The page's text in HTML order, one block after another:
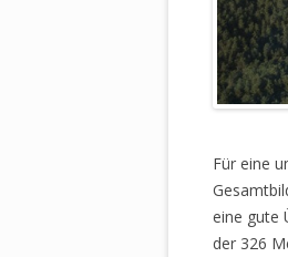
Für eine
eine gute
der 326